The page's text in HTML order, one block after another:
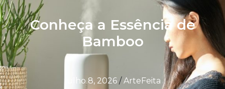
Conheça a Essência de
Bamboo
julho 8, 2026 / ArteFeita